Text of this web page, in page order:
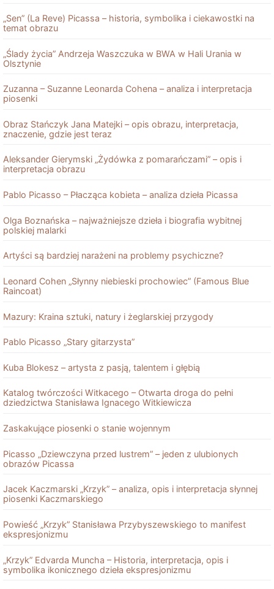
„Sen” (La Reve) Picassa – historia, symbolika i ciekawostki na
temat obrazu
„Ślady życia” Andrzeja Waszczuka w BWA w Hali Urania w
Olsztynie
Zuzanna – Suzanne Leonarda Cohena – analiza i interpretacja
piosenki
Obraz Stańczyk Jana Matejki – opis obrazu, interpretacja,
znaczenie, gdzie jest teraz
Aleksander Gierymski „Żydówka z pomarańczami” – opis i
interpretacja obrazu
Pablo Picasso – Płacząca kobieta – analiza dzieła Picassa
Olga Boznańska – najważniejsze dzieła i biografia wybitnej
polskiej malarki
Artyści są bardziej narażeni na problemy psychiczne?
Leonard Cohen „Słynny niebieski prochowiec” (Famous Blue
Raincoat)
Mazury: Kraina sztuki, natury i żeglarskiej przygody
Pablo Picasso „Stary gitarzysta”
Kuba Blokesz – artysta z pasją, talentem i głębią
Katalog twórczości Witkacego – Otwarta droga do pełni
dziedzictwa Stanisława Ignacego Witkiewicza
Zaskakujące piosenki o stanie wojennym
Picasso „Dziewczyna przed lustrem” – jeden z ulubionych
obrazów Picassa
Jacek Kaczmarski „Krzyk” – analiza, opis i interpretacja słynnej
piosenki Kaczmarskiego
Powieść „Krzyk” Stanisława Przybyszewskiego to manifest
ekspresjonizmu
„Krzyk” Edvarda Muncha – Historia, interpretacja, opis i
symbolika ikonicznego dzieła ekspresjonizmu